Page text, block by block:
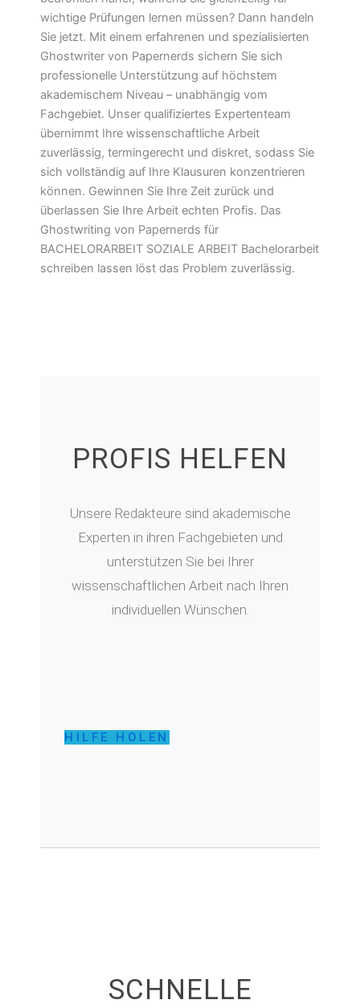
wichtige Prüfungen lernen müssen? Dann handeln
Sie jetzt. Mit einem erfahrenen und spezialisierten
Ghostwriter von Papernerds sichern Sie sich
professionelle Unterstützung auf höchstem
akademischem Niveau – unabhängig vom
Fachgebiet. Unser qualifiziertes Expertenteam
übernimmt Ihre wissenschaftliche Arbeit
zuverlässig, termingerecht und diskret, sodass Sie
sich vollständig auf Ihre Klausuren konzentrieren
können. Gewinnen Sie Ihre Zeit zurück und
überlassen Sie Ihre Arbeit echten Profis. Das
Ghostwriting von Papernerds für
BACHELORARBEIT SOZIALE ARBEIT Bachelorarbeit
schreiben lassen löst das Problem zuverlässig.
PROFIS HELFEN
Unsere Redakteure sind akademische
Experten in ihren Fachgebieten und
unterstützen Sie bei Ihrer
wissenschaftlichen Arbeit nach Ihren
individuellen Wünschen.
HILFE HOLEN
SCHNELLE